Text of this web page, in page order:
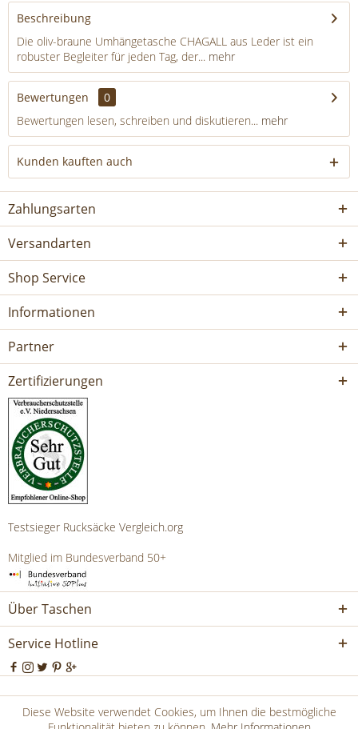
Beschreibung
Die oliv-braune Umhängetasche CHAGALL aus Leder ist ein
robuster Begleiter für jeden Tag, der... mehr
Bewertungen
0
Bewertungen lesen, schreiben und diskutieren... mehr
Kunden kauften auch
Zahlungsarten
Versandarten
Shop Service
Informationen
Partner
Zertifizierungen
Testsieger Rucksäcke Vergleich.org
Mitglied im Bundesverband 50+
Über Taschen
Service Hotline
Nachnahmegebühren, wenn nicht anders beschrieben
Diese Website verwendet Cookies, um Ihnen die bestmögliche